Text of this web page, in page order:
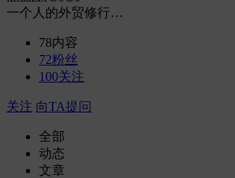
一个人的外贸修行…
78内容
72粉丝
100关注
关注 向TA提问
全部
动态
文章